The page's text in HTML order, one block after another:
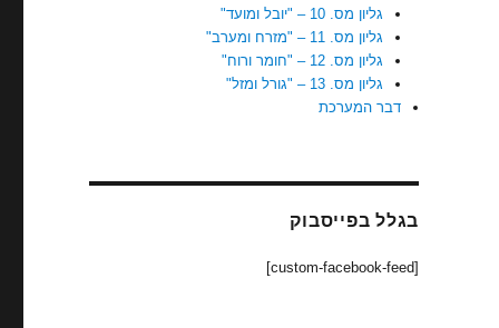
גליון מס. 10 – "יובל ומועד"
גליון מס. 11 – "מזרח ומערב"
גליון מס. 12 – "חומר ורוח"
גליון מס. 13 – "גורל ומזל"
דבר המערכת
בגלל בפייסבוק
[custom-facebook-feed]